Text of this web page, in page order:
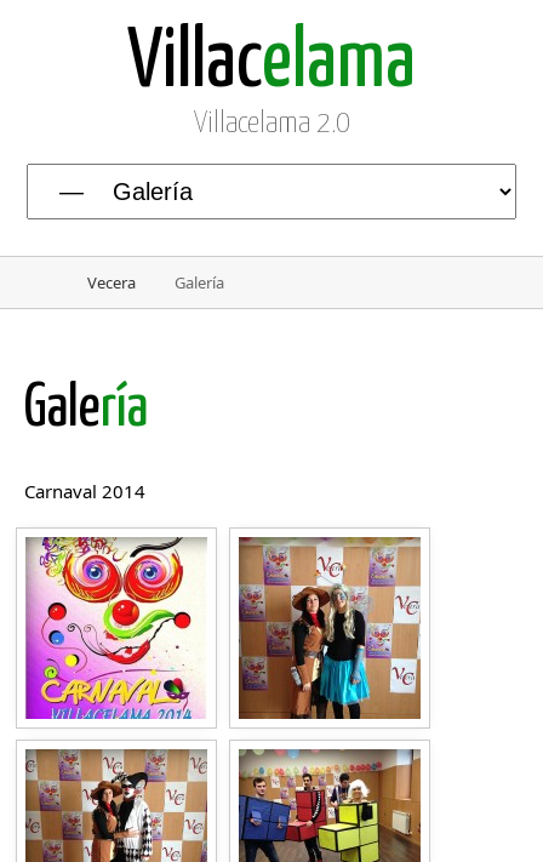
Villacelama
Villacelama 2.0
Vecera Galería
Galería
Carnaval 2014